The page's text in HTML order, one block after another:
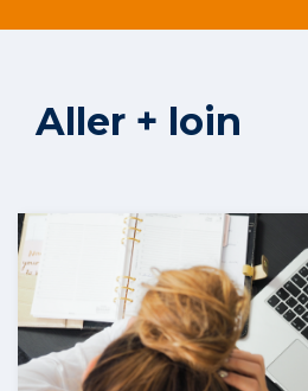
Aller + loin